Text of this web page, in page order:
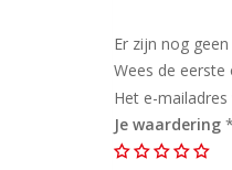
Er zijn nog
Wees de eerste
Het e-
Je waardering *